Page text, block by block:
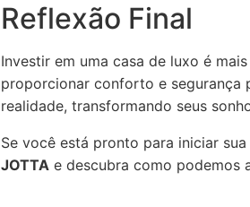
Reflexão Final
Investir em uma casa de luxo é
proporcionar conforto e segurança
realidade, transformando seus
Se você está pronto para iniciar
JOTTA e descubra como podemos